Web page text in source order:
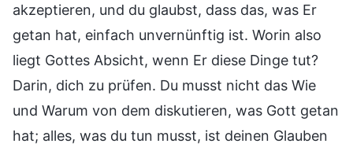
akzeptieren, und du glaubst, dass das, was Er
getan hat, einfach unvernünftig ist. Worin also
liegt Gottes Absicht, wenn Er diese Dinge tut?
Darin, dich zu prüfen. Du musst nicht das Wie
und Warum von dem diskutieren, was Gott getan
hat; alles, was du tun musst, ist deinen Glauben